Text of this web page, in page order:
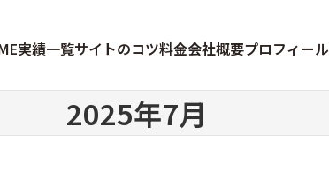
実績一覧サイトのコツ料金会社概要プロフィール
2025年7月